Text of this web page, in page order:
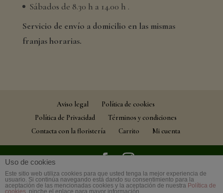
Sábados de 8.30 h a 14.00 h .
Servicio de envío a domicilio en las mismas
franjas horarias.
Aviso legal
Política de cookies
Política de Privacidad
Términos y condiciones
Contacta con la floristería
Carrito Mi cuenta
© Floristería Muscari Chabrera | Todos los
derechos reservados | DesarrolloDann Braun
Uso de cookies
Este sitio web utiliza cookies para que usted tenga la mejor experiencia de
usuario. Si continúa navegando está dando su consentimiento para la
aceptación de las mencionadas cookies y la aceptación de nuestra Política de
cookies , pinche el enlace para mayor información.